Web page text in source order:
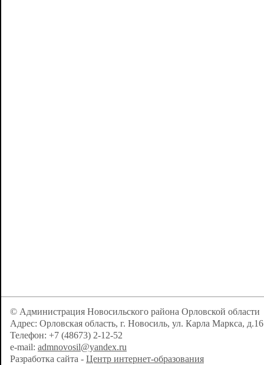
© Администрация Новосильского района Орловской области
Адрес: Орловская область, г. Новосиль, ул. Карла Маркса, д.16
Телефон: +7 (48673) 2-12-52
e-mail: admnovosil@yandex.ru
Разработка сайта - Центр интернет-образования